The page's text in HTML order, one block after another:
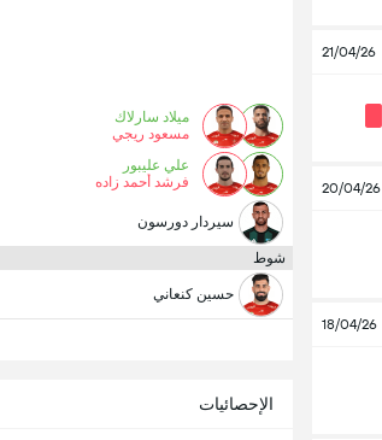
21/04/26
20/04/26
18/04/26
ميلاد سارلاك
مسعود ريجي
علي عليبور
فرشد أحمد زاده
سيردار دورسون
شوط
حسين كنعاني
الإحصائيات